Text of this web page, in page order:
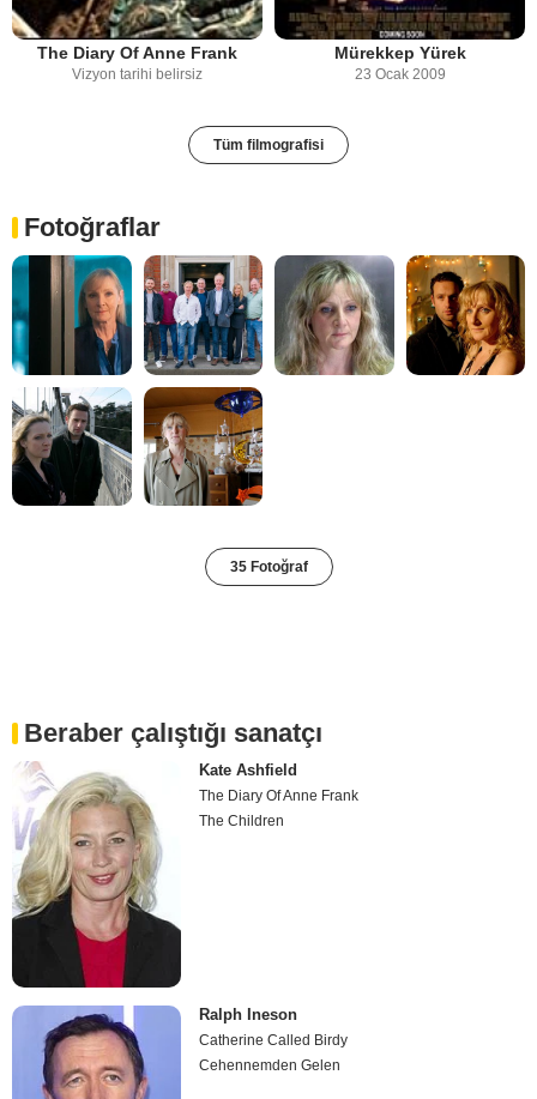
The Diary Of Anne Frank
Vizyon tarihi belirsiz
Mürekkep Yürek
23 Ocak 2009
Tüm filmografisi
Fotoğraflar
35 Fotoğraf
Beraber çalıştığı sanatçı
Kate Ashfield
The Diary Of Anne Frank
The Children
Ralph Ineson
Catherine Called Birdy
Cehennemden Gelen